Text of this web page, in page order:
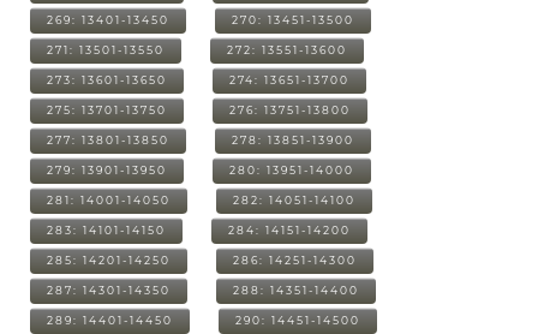
269: 13401-13450 270: 13451-13500
271: 13501-13550 272: 13551-13600
273: 13601-13650 274: 13651-13700
275: 13701-13750 276: 13751-13800
277: 13801-13850 278: 13851-13900
279: 13901-13950 280: 13951-14000
281: 14001-14050 282: 14051-14100
283: 14101-14150 284: 14151-14200
285: 14201-14250 286: 14251-14300
287: 14301-14350 288: 14351-14400
289: 14401-14450 290: 14451-14500